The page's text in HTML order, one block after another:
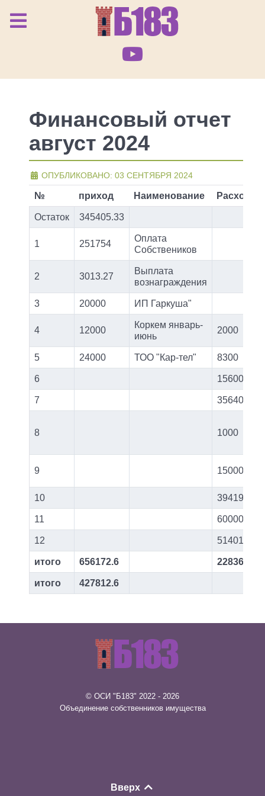
Финансовый отчет
август 2024
ОПУБЛИКОВАНО: 03 СЕНТЯБРЯ 2024
№ приход Наименование Расход
Остаток 345405.33
1 251754
Оплата
Собствеников
2 3013.27
Выплата
вознаграждения
3 20000 ИП Гаркуша"
4 12000
Коркем январь-
июнь
2000
5 24000 ТОО "Кар-тел" 8300
6 15600
7 35640
8 1000
9 15000
10 39419
11 60000
12 51401
итого 656172.6 228360
итого 427812.6
© ОСИ "Б183" 2022 - 2026
Объединение собственников имущества
Вверх